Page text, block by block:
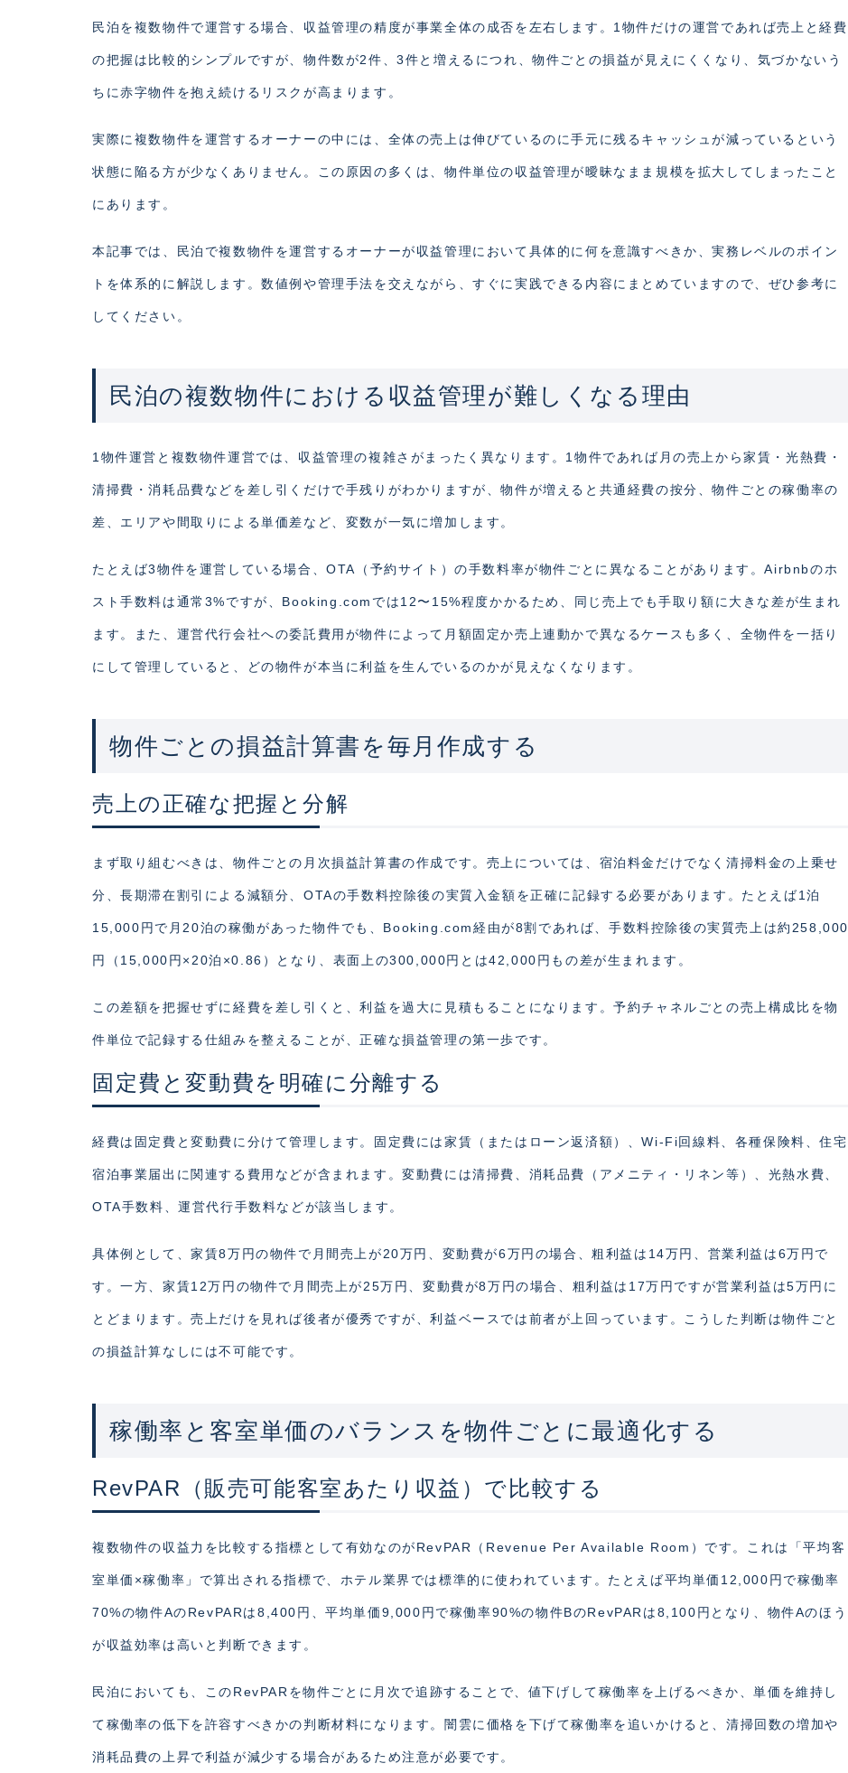
民泊を複数物件で運営する場合、収益管理の精度が事業全体の成否を左右します。1物件だけの運営であれば売上と経費
の把握は比較的シンプルですが、物件数が2件、3件と増えるにつれ、物件ごとの損益が見えにくくなり、気づかないう
ちに赤字物件を抱え続けるリスクが高まります。
実際に複数物件を運営するオーナーの中には、全体の売上は伸びているのに手元に残るキャッシュが減っているという
状態に陥る方が少なくありません。この原因の多くは、物件単位の収益管理が曖昧なまま規模を拡大してしまったこと
にあります。
本記事では、民泊で複数物件を運営するオーナーが収益管理において具体的に何を意識すべきか、実務レベルのポイン
トを体系的に解説します。数値例や管理手法を交えながら、すぐに実践できる内容にまとめていますので、ぜひ参考に
してください。
民泊の複数物件における収益管理が難しくなる理由
1物件運営と複数物件運営では、収益管理の複雑さがまったく異なります。1物件であれば月の売上から家賃・光熱費・
清掃費・消耗品費などを差し引くだけで手残りがわかりますが、物件が増えると共通経費の按分、物件ごとの稼働率の
差、エリアや間取りによる単価差など、変数が一気に増加します。
たとえば3物件を運営している場合、OTA（予約サイト）の手数料率が物件ごとに異なることがあります。Airbnbのホ
スト手数料は通常3%ですが、Booking.comでは12〜15%程度かかるため、同じ売上でも手取り額に大きな差が生まれ
ます。また、運営代行会社への委託費用が物件によって月額固定か売上連動かで異なるケースも多く、全物件を一括り
にして管理していると、どの物件が本当に利益を生んでいるのかが見えなくなります。
物件ごとの損益計算書を毎月作成する
売上の正確な把握と分解
まず取り組むべきは、物件ごとの月次損益計算書の作成です。売上については、宿泊料金だけでなく清掃料金の上乗せ
分、長期滞在割引による減額分、OTAの手数料控除後の実質入金額を正確に記録する必要があります。たとえば1泊
15,000円で月20泊の稼働があった物件でも、Booking.com経由が8割であれば、手数料控除後の実質売上は約258,000
円（15,000円×20泊×0.86）となり、表面上の300,000円とは42,000円もの差が生まれます。
この差額を把握せずに経費を差し引くと、利益を過大に見積もることになります。予約チャネルごとの売上構成比を物
件単位で記録する仕組みを整えることが、正確な損益管理の第一歩です。
固定費と変動費を明確に分離する
経費は固定費と変動費に分けて管理します。固定費には家賃（またはローン返済額）、Wi-Fi回線料、各種保険料、住宅
宿泊事業届出に関連する費用などが含まれます。変動費には清掃費、消耗品費（アメニティ・リネン等）、光熱水費、
OTA手数料、運営代行手数料などが該当します。
具体例として、家賃8万円の物件で月間売上が20万円、変動費が6万円の場合、粗利益は14万円、営業利益は6万円で
す。一方、家賃12万円の物件で月間売上が25万円、変動費が8万円の場合、粗利益は17万円ですが営業利益は5万円に
とどまります。売上だけを見れば後者が優秀ですが、利益ベースでは前者が上回っています。こうした判断は物件ごと
の損益計算なしには不可能です。
稼働率と客室単価のバランスを物件ごとに最適化する
RevPAR（販売可能客室あたり収益）で比較する
複数物件の収益力を比較する指標として有効なのがRevPAR（Revenue Per Available Room）です。これは「平均客
室単価×稼働率」で算出される指標で、ホテル業界では標準的に使われています。たとえば平均単価12,000円で稼働率
70%の物件AのRevPARは8,400円、平均単価9,000円で稼働率90%の物件BのRevPARは8,100円となり、物件Aのほう
が収益効率は高いと判断できます。
民泊においても、このRevPARを物件ごとに月次で追跡することで、値下げして稼働率を上げるべきか、単価を維持し
て稼働率の低下を許容すべきかの判断材料になります。闇雲に価格を下げて稼働率を追いかけると、清掃回数の増加や
消耗品費の上昇で利益が減少する場合があるため注意が必要です。